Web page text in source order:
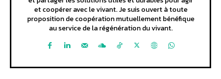
et coopérer avec le vivant. Je suis ouvert à toute
proposition de coopération mutuellement bénéfique
au service de la régénération du vivant.